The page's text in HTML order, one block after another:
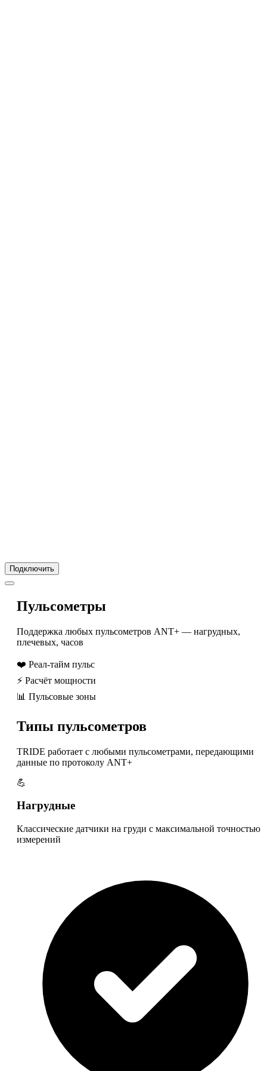
Подключить
Пульсометры
Поддержка любых пульсометров ANT+ — нагрудных,
плечевых, часов
❤️ Реал-тайм пульс
⚡ Расчёт мощности
📊 Пульсовые зоны
Типы пульсометров
TRIDE работает с любыми пульсометрами, передающими
данные по протоколу ANT+
💪
Нагрудные
Классические датчики на груди с максимальной точностью
измерений